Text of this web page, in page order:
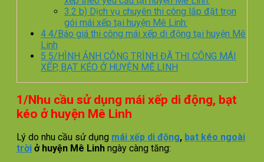
3.2 b) Dịch vụ chuyên thi công lắp đặt trọn
gói mái xếp tại huyện Mê Linh:
4 4/Báo giá thi công mái xếp di động tại huyện Mê
Linh
5 5/HÌNH ẢNH CÔNG TRÌNH ĐÃ THI CÔNG MÁI
XẾP, BẠT KÉO Ở HUYỆN MÊ LINH
1/Nhu cầu sử dụng mái xếp di động, bạt
kéo ở huyện Mê Linh
Lý do nhu cầu sử dụng mái xếp di động, bạt kéo ngoài
trời ở huyện Mê Linh ngày càng tăng: